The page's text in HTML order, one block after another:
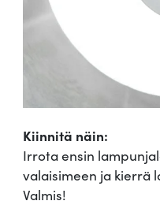
Kiinnitä näin:
Irrota ensin
valaisimeen ja kierrä
Valmis!